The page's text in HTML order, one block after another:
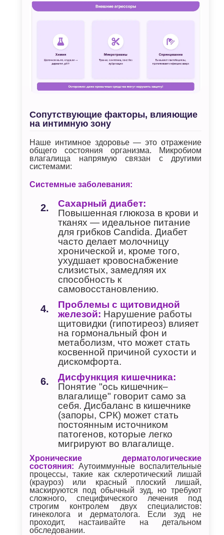
Сопутствующие факторы, влияющие
на интимную зону
Наше интимное здоровье — это отражение
общего состояния организма. Микробиом
влагалища напрямую связан с другими
системами:
Системные заболевания:
Сахарный диабет:
Повышенная глюкоза в крови и
тканях — идеальное питание
для грибков Candida. Диабет
часто делает молочницу
хронической и, кроме того,
ухудшает кровоснабжение
слизистых, замедляя их
способность к
самовосстановлению.
Проблемы с щитовидной
железой: Нарушение работы
щитовидки (гипотиреоз) влияет
на гормональный фон и
метаболизм, что может стать
косвенной причиной сухости и
дискомфорта.
Дисфункция кишечника:
Понятие "ось кишечник–
влагалище" говорит само за
себя. Дисбаланс в кишечнике
(запоры, СРК) может стать
постоянным источником
патогенов, которые легко
мигрируют во влагалище.
Хронические дерматологические
состояния: Аутоиммунные воспалительные
процессы, такие как склеротический лишай
(крауроз) или красный плоский лишай,
маскируются под обычный зуд, но требуют
сложного, специфического лечения под
строгим контролем двух специалистов:
гинеколога и дерматолога. Если зуд не
проходит, настаивайте на детальном
обследовании.